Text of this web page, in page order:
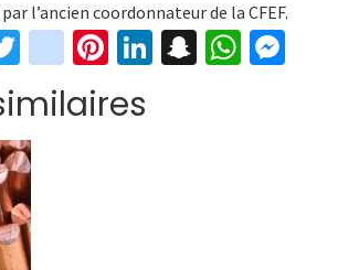
l’ancien coordonnateur de la CFEF.
ce
T
wi
tt
er
in
st
ag
Pi
er
Li S W